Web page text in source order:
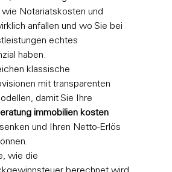
wie Notariatskosten und
anfallen und wo Sie bei
echtes
haben.
klassische
mit transparenten
damit Sie Ihre
immobilien kosten
und Ihren Netto-Erlös
wie die